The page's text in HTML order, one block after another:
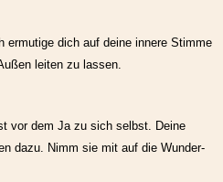
dich auf deine innere Stimme
leiten zu lassen.
vor dem Ja zu sich selbst. Deine
dazu. Nimm sie mit auf die Wunder-